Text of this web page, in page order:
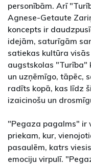
personībām. Arī
Agnese-Getaute
koncepts ir
idejām, saturīgām
satiekas kultūra
augstskolas "Turība"
un uzņēmīgo, tāpēc,
radīts kopā, kas līdz
izaicinošu un
"Pegaza pagalms" ir
priekam, kur,
pasaulēm, katrs
emociju virpulī.